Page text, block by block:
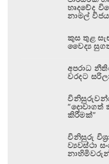
හෘදවේද
නාමල්
කුස තුළ
වෛද්‍ය
අපරාධ
වරදට
කිරීමක්”
විනිසුරු
ව්‍යවස්ථා